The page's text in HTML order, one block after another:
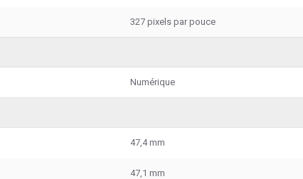
327 pixels par pouce
Numérique
47,4 mm
47,1 mm